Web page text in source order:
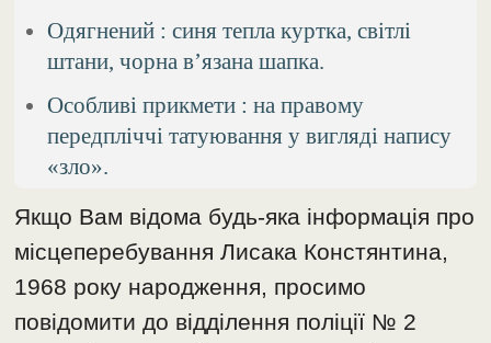
Одягнений : синя тепла куртка, світлі
штани, чорна вʼязана шапка.
Особливі прикмети : на правому
передпліччі татуювання у вигляді напису
«зло».
Якщо Вам відома будь-яка інформація про
місцеперебування Лисака Констянтина,
1968 року народження, просимо
повідомити до відділення поліції № 2